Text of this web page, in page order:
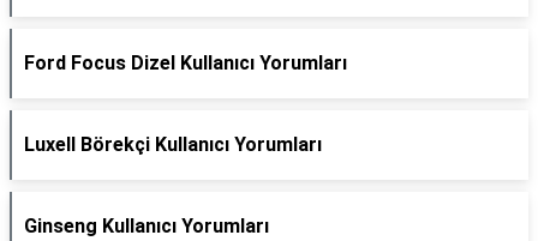
Ford Focus Dizel Kullanıcı Yorumları
Luxell Börekçi Kullanıcı Yorumları
Ginseng Kullanıcı Yorumları